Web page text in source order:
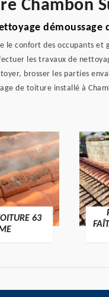
Chambon
confort des occupants
les travaux de
brosser les parties
de toiture installé à
63